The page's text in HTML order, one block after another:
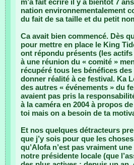
m’a fait écrire il y a bientôt 7
nation environnementalement
du fait de sa taille et du petit
Ca avait bien commencé. Dès
pour mettre en place le King
ont répondu présents (les
à une réunion du « comité »
récupéré tous les bénéfices
donner réalité à ce festival. Ka
des autres « événements » du
avaient pas pris la
à la caméra en 2004 à propos
toi mais on a besoin de ta
Et nos quelques détracteurs
que j’y sois pour que les
qu’Alofa n’est pas vraiment
notre présidente locale (que